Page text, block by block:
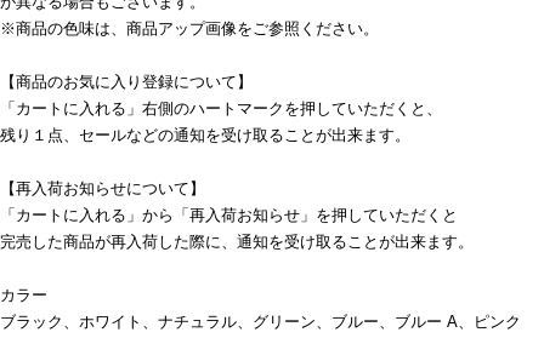
※商品の色味は、商品アップ画像をご参照ください。
【商品のお気に入り登録について】
「カートに入れる」右側のハートマークを押していただくと、
残り１点、セールなどの通知を受け取ることが出来ます。
【再入荷お知らせについて】
「カートに入れる」から「再入荷お知らせ」を押していただくと
完売した商品が再入荷した際に、通知を受け取ることが出来ます。
カラー
ブラック、ホワイト、ナチュラル、グリーン、ブルー、ブルー A、ピンク